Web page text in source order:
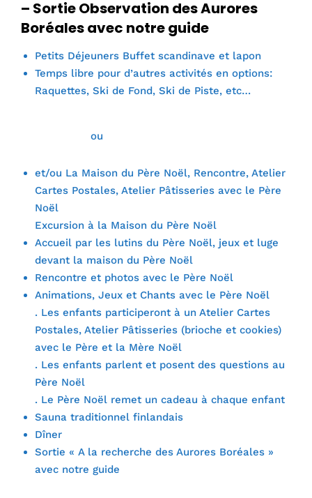
– Sortie Observation des Aurores
Boréales avec notre guide
Petits Déjeuners Buffet scandinave et lapon
Temps libre pour d’autres activités en options:
Raquettes, Ski de Fond, Ski de Piste, etc…
ou
et/ou La Maison du Père Noël, Rencontre, Atelier
Cartes Postales, Atelier Pâtisseries avec le Père
Noël
Excursion à la Maison du Père Noël
Accueil par les lutins du Père Noël, jeux et luge
devant la maison du Père Noël
Rencontre et photos avec le Père Noël
Animations, Jeux et Chants avec le Père Noël
. Les enfants participeront à un Atelier Cartes
Postales, Atelier Pâtisseries (brioche et cookies)
avec le Père et la Mère Noël
. Les enfants parlent et posent des questions au
Père Noël
. Le Père Noël remet un cadeau à chaque enfant
Sauna traditionnel finlandais
Dîner
Sortie « A la recherche des Aurores Boréales »
avec notre guide